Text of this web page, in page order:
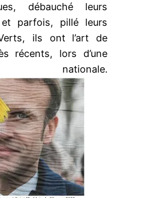
débauché leurs
et parfois, pillé leurs
ils ont l’art de
récents, lors d’une